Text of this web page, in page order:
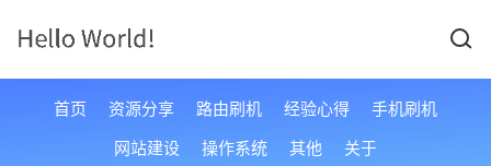
首页 资源分享 路由刷机 经验心得
手机刷机
网站建设
操作系统 其他 关于